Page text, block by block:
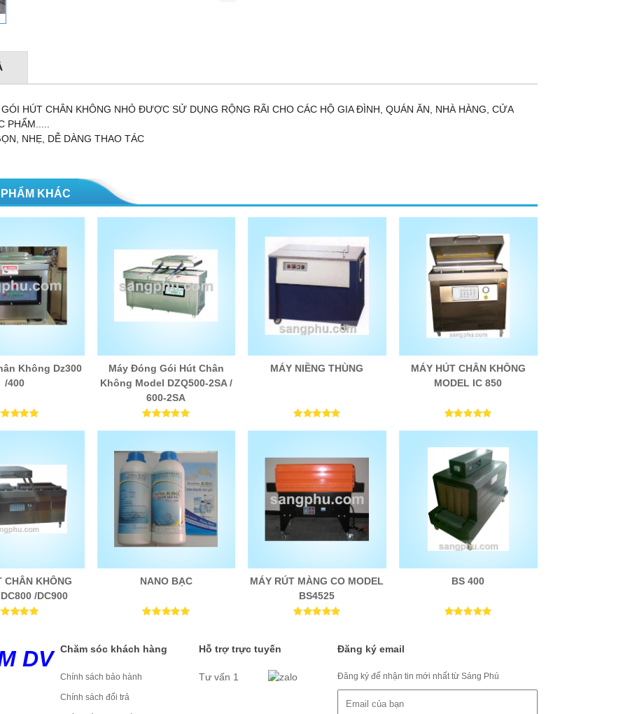
HÚT CHÂN KHÔNG NHỎ ĐƯỢC SỬ DỤNG RỘNG RÃI CHO CÁC HỘ GIA ĐÌNH, QUÁN ĂN, NHÀ HÀNG, CỬA
PHẨM.....
NHẸ, DỄ DÀNG THAO TÁC
KHÁC
Không Dz300
/400
Máy Đóng Gói Hút Chân
Không Model DZQ500-2SA /
600-2SA
MÁY NIỀNG THÙNG
MÁY HÚT CHÂN KHÔNG
MODEL IC 850
CHÂN KHÔNG
/DC900
NANO BẠC
MÁY RÚT MÀNG CO MODEL
BS4525
BS 400
DV
Chăm sóc khách hàng
Chính sách bảo hành
Chính sách đổi trả
Hỗ trợ trực tuyến
Tư vấn 1
Đăng ký email
Đăng ký để nhận tin mới nhất từ Sáng Phú